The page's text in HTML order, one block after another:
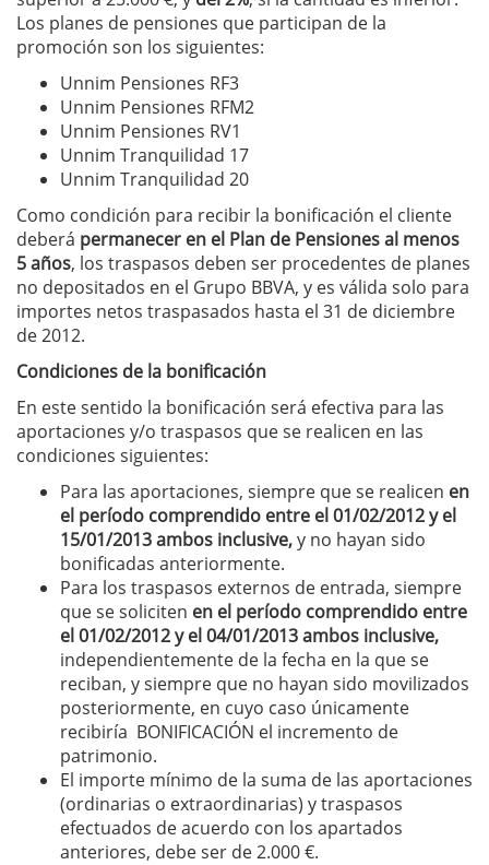
Los planes de pensiones que participan de la
promoción son los siguientes:
Unnim Pensiones RF3
Unnim Pensiones RFM2
Unnim Pensiones RV1
Unnim Tranquilidad 17
Unnim Tranquilidad 20
Como condición para recibir la bonificación el cliente
deberá permanecer en el Plan de Pensiones al menos
5 años, los traspasos deben ser procedentes de planes
no depositados en el Grupo BBVA, y es válida solo para
importes netos traspasados hasta el 31 de diciembre
de 2012.
Condiciones de la bonificación
En este sentido la bonificación será efectiva para las
aportaciones y/o traspasos que se realicen en las
condiciones siguientes:
Para las aportaciones, siempre que se realicen en
el período comprendido entre el 01/02/2012 y el
15/01/2013 ambos inclusive,y no hayan sido
bonificadas anteriormente.
Para los traspasos externos de entrada, siempre
que se soliciten en el período comprendido entre
el 01/02/2012 y el 04/01/2013 ambos inclusive,
independientemente de la fecha en la que se
reciban, y siempre que no hayan sido movilizados
posteriormente, en cuyo caso únicamente
recibiría BONIFICACIÓN el incremento de
patrimonio.
El importe mínimo de la suma de las aportaciones
(ordinarias o extraordinarias) y traspasos
efectuados de acuerdo con los apartados
anteriores, debe ser de 2.000 €.